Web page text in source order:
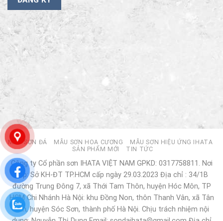
MẪU SƠN ĐÁ MẪU SƠN HOA CƯƠNG
MẪU SƠN HIỆU ỨNG IHATA
SẢN PHẨM MỚI
TIN TỨC
Công ty Cổ phần sơn IHATA VIỆT NAM GPKD: 0317758811. Nơi
cấp: Sở KH-ĐT TP.HCM cấp ngày 29.03.2023 Địa chỉ : 34/1B
đường Trung Đông 7, xã Thới Tam Thôn, huyện Hóc Môn, TP
HCM Chi Nhánh Hà Nội: khu Đồng Non, thôn Thanh Vân, xã Tân
Dân, huyện Sóc Sơn, thành phố Hà Nội. Chịu trách nhiệm nội